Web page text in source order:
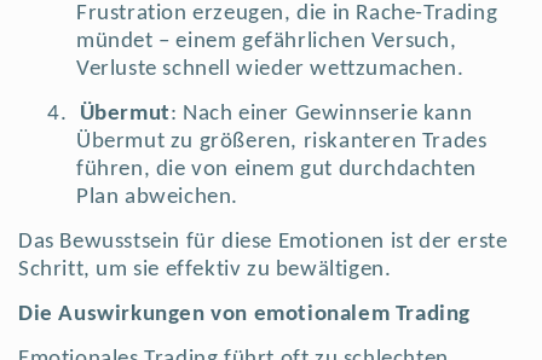
Frustration erzeugen, die in Rache-Trading
mündet – einem gefährlichen Versuch,
Verluste schnell wieder wettzumachen.
4.
Übermut: Nach einer Gewinnserie kann
Übermut zu größeren, riskanteren Trades
führen, die von einem gut durchdachten
Plan abweichen.
Das Bewusstsein für diese Emotionen ist der erste
Schritt, um sie effektiv zu bewältigen.
Die Auswirkungen von emotionalem Trading